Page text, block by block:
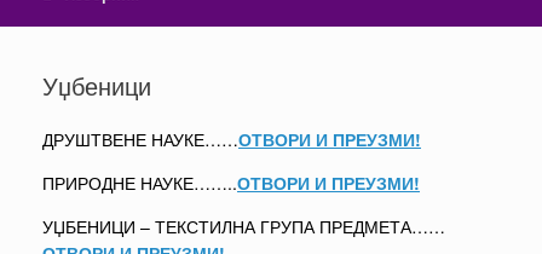
Уџбеници
ДРУШТВЕНЕ НАУКЕ……ОТВОРИ И ПРЕУЗМИ!
ПРИРОДНЕ НАУКЕ……..ОТВОРИ И ПРЕУЗМИ!
УЏБЕНИЦИ – ТЕКСТИЛНА ГРУПА ПРЕДМЕТА……